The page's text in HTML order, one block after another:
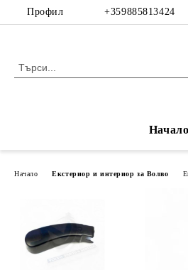
Профил +359885813424
Начало
Начало Екстериор и интериор за Волво